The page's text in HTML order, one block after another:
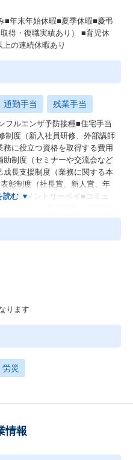
■年末年始休暇■夏季休暇■慶弔
得・復職実績あり） ■育児休
の連続休暇あり
通勤手当 残業手当
フルエンザ予防接種■住宅手当
制度（新入社員研修、外部講師
に役立つ資格を取得する費用
制度（セミナーや交流会など
長支援制度（業務に関する本
彰制度（社長賞、新人賞、年
ージメントサーベイ■コミュ
ります
労災
情報